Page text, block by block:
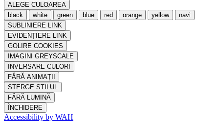
ALEGE CULOAREA
black
white green blue red orange yellow
navi
SUBLINIERE LINK
EVIDENȚIERE LINK
GOLIRE COOKIES
IMAGINI GREYSCALE
INVERSARE CULORI
FĂRĂ ANIMAȚII
STERGE STILUL
FĂRĂ LUMINĂ
ÎNCHIDERE
Accessibility by WAH